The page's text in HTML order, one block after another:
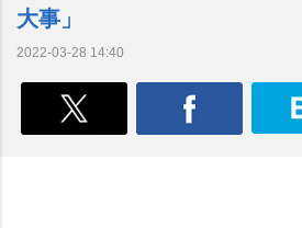
大事」
2022-03-28 14:40